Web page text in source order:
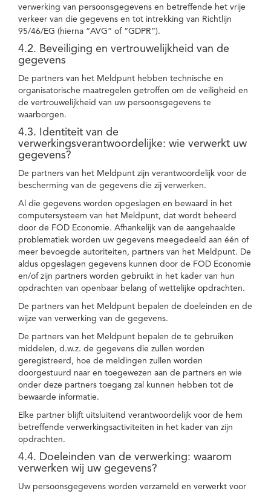
verwerking van persoonsgegevens en betreffende het vrije
verkeer van die gegevens en tot intrekking van Richtlijn
95/46/EG (hierna “AVG” of “GDPR”).
4.2. Beveiliging en vertrouwelijkheid van de
gegevens
De partners van het Meldpunt hebben technische en
organisatorische maatregelen getroffen om de veiligheid en
de vertrouwelijkheid van uw persoonsgegevens te
waarborgen.
4.3. Identiteit van de
verwerkingsverantwoordelijke: wie verwerkt uw
gegevens?
De partners van het Meldpunt zijn verantwoordelijk voor de
bescherming van de gegevens die zij verwerken.
Al die gegevens worden opgeslagen en bewaard in het
computersysteem van het Meldpunt, dat wordt beheerd
door de FOD Economie. Afhankelijk van de aangehaalde
problematiek worden uw gegevens meegedeeld aan één of
meer bevoegde autoriteiten, partners van het Meldpunt. De
aldus opgeslagen gegevens kunnen door de FOD Economie
en/of zijn partners worden gebruikt in het kader van hun
opdrachten van openbaar belang of wettelijke opdrachten.
De partners van het Meldpunt bepalen de doeleinden en de
wijze van verwerking van de gegevens.
De partners van het Meldpunt bepalen de te gebruiken
middelen, d.w.z. de gegevens die zullen worden
geregistreerd, hoe de meldingen zullen worden
doorgestuurd naar en toegewezen aan de partners en wie
onder deze partners toegang zal kunnen hebben tot de
bewaarde informatie.
Elke partner blijft uitsluitend verantwoordelijk voor de hem
betreffende verwerkingsactiviteiten in het kader van zijn
opdrachten.
4.4. Doeleinden van de verwerking: waarom
verwerken wij uw gegevens?
Uw persoonsgegevens worden verzameld en verwerkt voor